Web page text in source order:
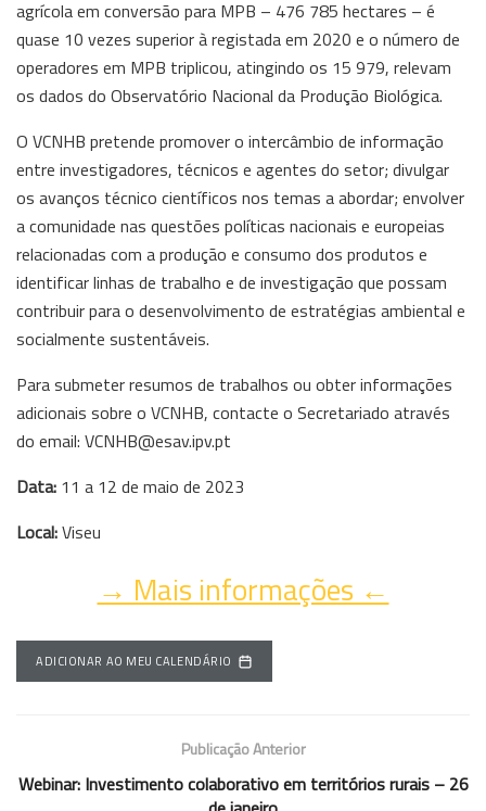
agrícola em conversão para MPB – 476 785 hectares – é
quase 10 vezes superior à registada em 2020 e o número de
operadores em MPB triplicou, atingindo os 15 979, relevam
os dados do Observatório Nacional da Produção Biológica.
O VCNHB pretende promover o intercâmbio de informação
entre investigadores, técnicos e agentes do setor; divulgar
os avanços técnico científicos nos temas a abordar; envolver
a comunidade nas questões políticas nacionais e europeias
relacionadas com a produção e consumo dos produtos e
identificar linhas de trabalho e de investigação que possam
contribuir para o desenvolvimento de estratégias ambiental e
socialmente sustentáveis.
Para submeter resumos de trabalhos ou obter informações
adicionais sobre o VCNHB, contacte o Secretariado através
do email: VCNHB@esav.ipv.pt
Data: 11 a 12 de maio de 2023
Local:Viseu
→ Mais informações ←
ADICIONAR AO MEU CALENDÁRIO
Publicação Anterior
Webinar: Investimento colaborativo em territórios rurais – 26